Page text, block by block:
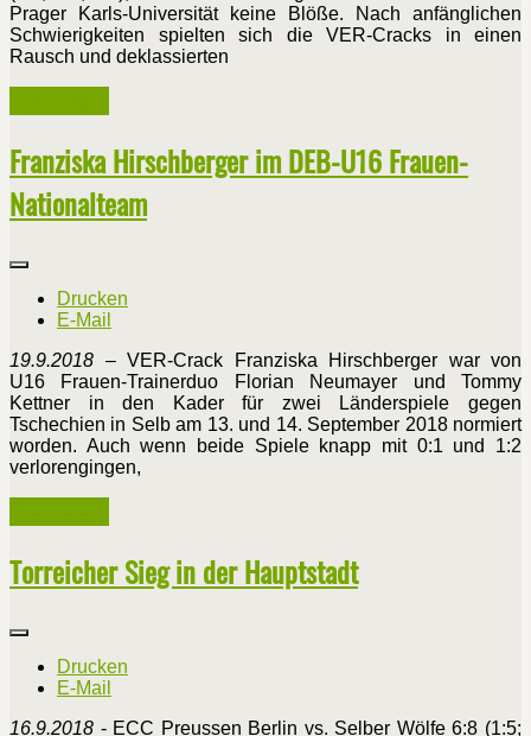
Prager Karls-Universität keine Blöße. Nach anfänglichen
Schwierigkeiten spielten sich die VER-Cracks in einen
Rausch und deklassierten
Franziska Hirschberger im DEB-U16 Frauen-
Nationalteam
Drucken
E-Mail
19.9.2018 – VER-Crack Franziska Hirschberger war von
U16 Frauen-Trainerduo Florian Neumayer und Tommy
Kettner in den Kader für zwei Länderspiele gegen
Tschechien in Selb am 13. und 14. September 2018 normiert
worden. Auch wenn beide Spiele knapp mit 0:1 und 1:2
verlorengingen,
Torreicher Sieg in der Hauptstadt
Drucken
E-Mail
16.9.2018 - ECC Preussen Berlin vs. Selber Wölfe 6:8 (1:5;